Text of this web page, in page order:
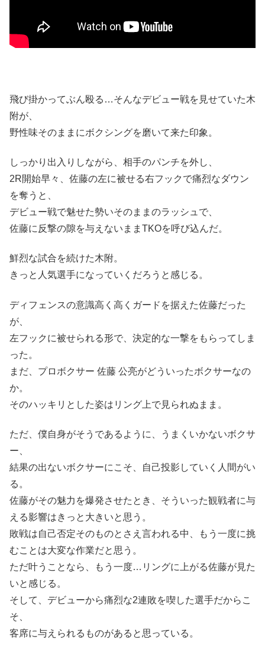
飛び掛かってぶん殴る…そんなデビュー戦を見せていた木
附が、
野性味そのままにボクシングを磨いて来た印象。
しっかり出入りしながら、相手のパンチを外し、
2R開始早々、佐藤の左に被せる右フックで痛烈なダウン
を奪うと、
デビュー戦で魅せた勢いそのままのラッシュで、
佐藤に反撃の隙を与えないままTKOを呼び込んだ。
鮮烈な試合を続けた木附。
きっと人気選手になっていくだろうと感じる。
ディフェンスの意識高く高くガードを据えた佐藤だった
が、
左フックに被せられる形で、決定的な一撃をもらってしま
った。
まだ、プロボクサー 佐藤 公亮がどういったボクサーなの
か。
そのハッキリとした姿はリング上で見られぬまま。
ただ、僕自身がそうであるように、うまくいかないボクサ
ー、
結果の出ないボクサーにこそ、自己投影していく人間がい
る。
佐藤がその魅力を爆発させたとき、そういった観戦者に与
える影響はきっと大きいと思う。
敗戦は自己否定そのものとさえ言われる中、もう一度に挑
むことは大変な作業だと思う。
ただ叶うことなら、もう一度…リングに上がる佐藤が見た
いと感じる。
そして、デビューから痛烈な2連敗を喫した選手だからこ
そ、
客席に与えられるものがあると思っている。